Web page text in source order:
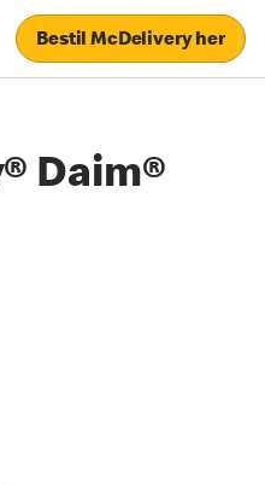
Bestil McDelivery her
Daim®